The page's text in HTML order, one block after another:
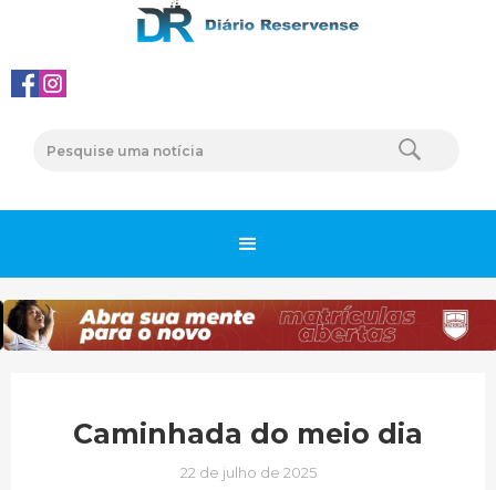
Caminhada do meio dia
22 de julho de 2025